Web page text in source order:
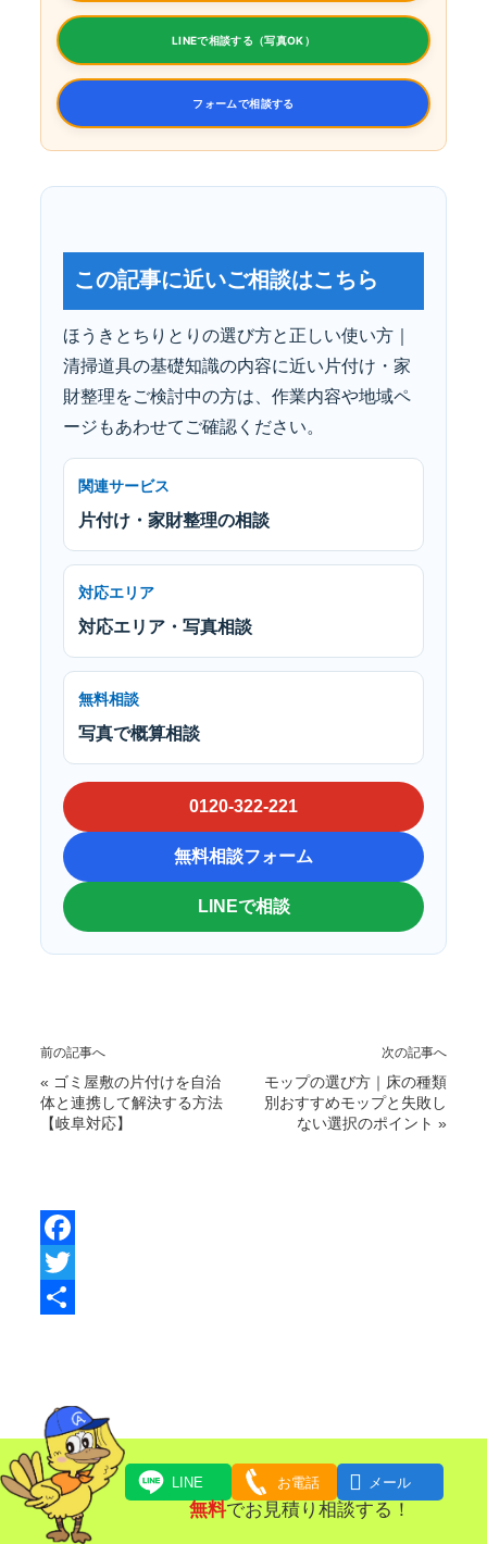
LINEで相談する（写真OK）
フォームで相談する
この記事に近いご相談はこちら
ほうきとちりとりの選び方と正しい使い方｜
清掃道具の基礎知識の内容に近い片付け・家
財整理をご検討中の方は、作業内容や地域ペ
ージもあわせてご確認ください。
関連サービス
片付け・家財整理の相談
対応エリア
対応エリア・写真相談
無料相談
写真で概算相談
0120-322-221
無料相談フォーム
LINEで相談
前の記事へ
« ゴミ屋敷の片付けを自治
体と連携して解決する方法
【岐阜対応】
次の記事へ
モップの選び方｜床の種類
別おすすめモップと失敗し
ない選択のポイント »
F
o
o
k
e
r
LINE お電話  メール
無料でお見積り相談する！